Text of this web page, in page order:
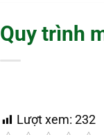
Quy trình
Lượt xem: 232